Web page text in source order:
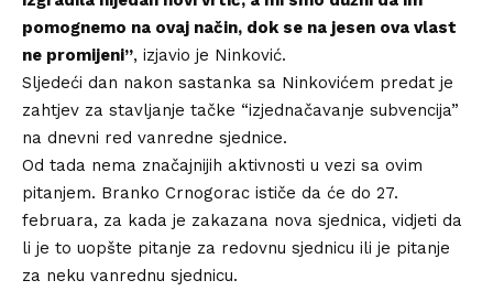
pomognemo na ovaj način, dok se na jesen ova vlast
ne promijeni”, izjavio je Ninković.
Sljedeći dan nakon sastanka sa Ninkovićem predat je
zahtjev za stavljanje tačke “izjednačavanje subvencija”
na dnevni red vanredne sjednice.
Od tada nema značajnijih aktivnosti u vezi sa ovim
pitanjem. Branko Crnogorac ističe da će do 27.
februara, za kada je zakazana nova sjednica, vidjeti da
li je to uopšte pitanje za redovnu sjednicu ili je pitanje
za neku vanrednu sjednicu.